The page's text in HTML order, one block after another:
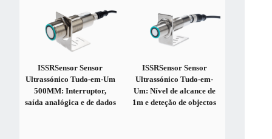
ISSRSensor Sensor
Ultrassónico Tudo-em-Um
500MM: Interruptor,
saída analógica e de dados
ISSRSensor Sensor
Ultrassónico Tudo-em-
Um: Nível de alcance de
1m e deteção de objectos